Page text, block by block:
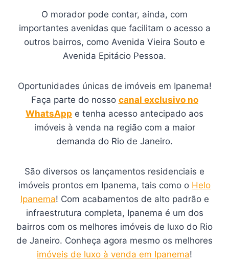
O morador pode contar, ainda, com
importantes avenidas que facilitam o acesso a
outros bairros, como Avenida Vieira Souto e
Avenida Epitácio Pessoa.
Oportunidades únicas de imóveis em Ipanema!
Faça parte do nosso canal exclusivo no
WhatsApp e tenha acesso antecipado aos
imóveis à venda na região com a maior
demanda do Rio de Janeiro.
São diversos os lançamentos residenciais e
imóveis prontos em Ipanema, tais como o Helo
Ipanema! Com acabamentos de alto padrão e
infraestrutura completa, Ipanema é um dos
bairros com os melhores imóveis de luxo do Rio
de Janeiro. Conheça agora mesmo os melhores
imóveis de luxo à venda em Ipanema!